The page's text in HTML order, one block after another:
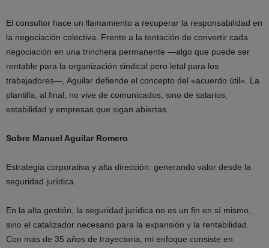
El consultor hace un llamamiento a recuperar la responsabilidad en
la negociación colectiva. Frente a la tentación de convertir cada
negociación en una trinchera permanente —algo que puede ser
rentable para la organización sindical pero letal para los
trabajadores—, Aguilar defiende el concepto del «acuerdo útil». La
plantilla, al final, no vive de comunicados, sino de salarios,
estabilidad y empresas que sigan abiertas.
Sobre Manuel Aguilar Romero
Estrategia corporativa y alta dirección: generando valor desde la
seguridad jurídica.
En la alta gestión, la seguridad jurídica no es un fin en sí mismo,
sino el catalizador necesario para la expansión y la rentabilidad.
Con más de 35 años de trayectoria, mi enfoque consiste en